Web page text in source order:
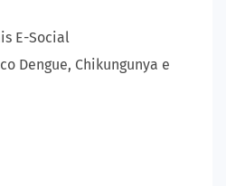
E-Social
Dengue, Chikungunya e